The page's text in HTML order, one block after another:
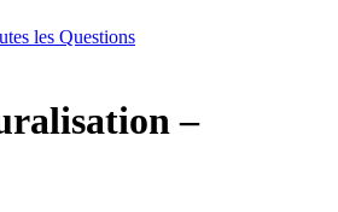
les Questions
–